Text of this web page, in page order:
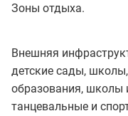
Зоны отдыха.
Внешняя
детские сады,
образования, школы
танцевальные и